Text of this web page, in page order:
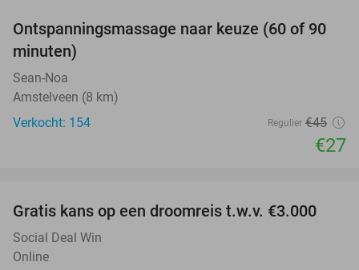
40%
Ontspanningsmassage naar keuze (60 of 90
minuten)
Sean-Noa
Amstelveen (8 km)
Verkocht: 154
Regulier €45
€27
Gratis kans op een droomreis t.w.v. €3.000
Social Deal Win
Online